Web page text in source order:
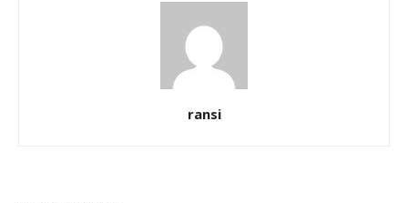
ransi